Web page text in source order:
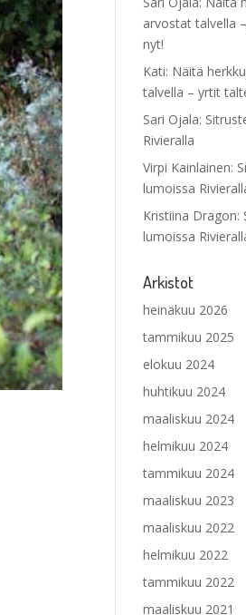
arvostat talvella
nyt!
Kati: Näitä
talvella – yrtit
Sari Ojala:
Rivieralla
Virpi Kainlainen:
lumoissa
Kristiina Dragon:
lumoissa
Arkistot
heinäkuu 2026
tammikuu 2025
elokuu 2024
huhtikuu 2024
maaliskuu 2024
helmikuu 2024
tammikuu 2024
maaliskuu 2023
maaliskuu 2022
helmikuu 2022
tammikuu 2022
maaliskuu 2021